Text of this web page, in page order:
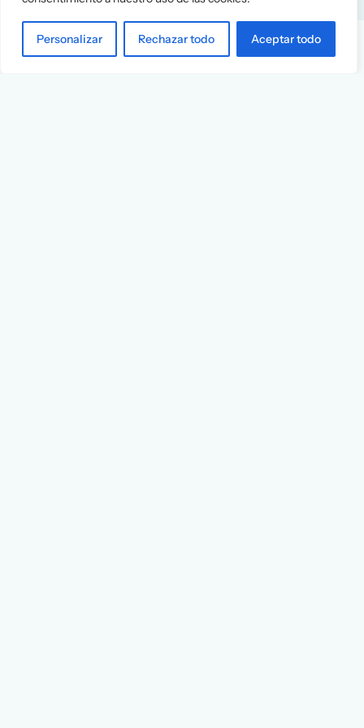
Personalizar Rechazar todo Aceptar todo